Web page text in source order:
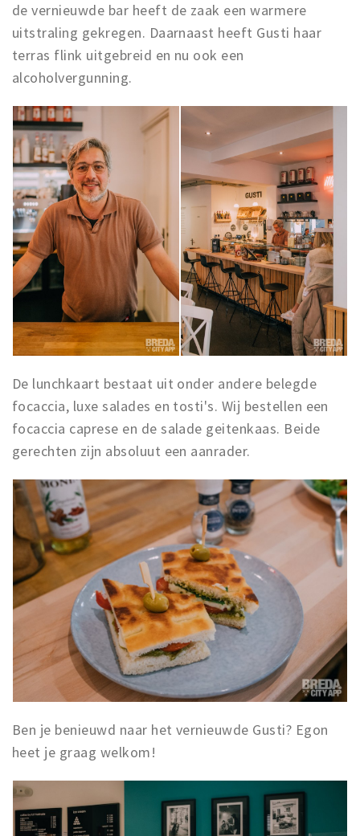
Eten
Drinken
Winkels
Winkelgebieden
Deals
Parkeren
Inloggen
de vernieuwde bar heeft de zaak een warmere
uitstraling gekregen. Daarnaast heeft Gusti haar
terras flink uitgebreid en nu ook een
alcoholvergunning.
De lunchkaart bestaat uit onder andere belegde
focaccia, luxe salades en tosti's. Wij bestellen een
focaccia caprese en de salade geitenkaas. Beide
gerechten zijn absoluut een aanrader.
Ben je benieuwd naar het vernieuwde Gusti? Egon
heet je graag welkom!